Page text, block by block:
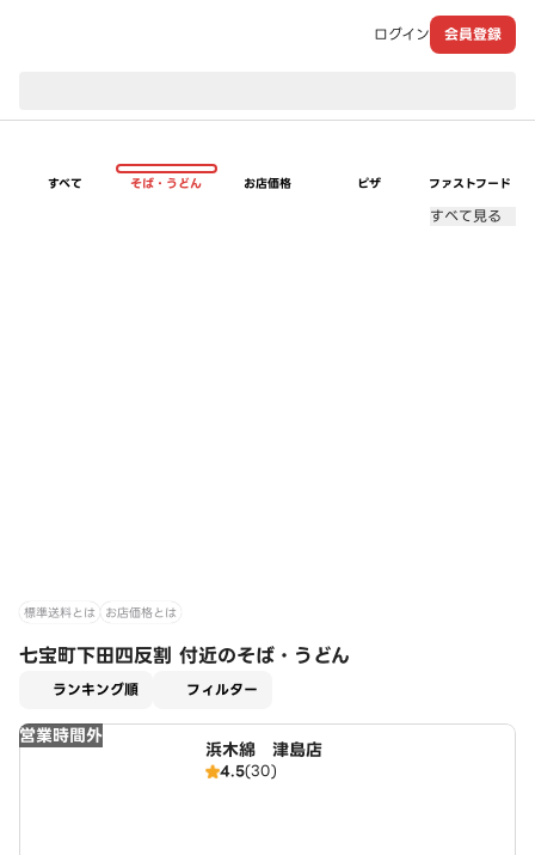
ログイン 会員登録
すべて そば・うどん お店価格 ピザ ファストフード
すべて見る
標準送料とは お店価格とは
七宝町下田四反割 付近のそば・うどん
ランキング順 フィルター
営業時間外
浜木綿 津島店
4.5(30)